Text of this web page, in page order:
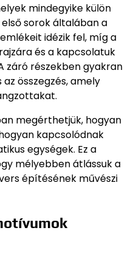
mindegyike külön
sorok általában a
idézik fel, míg a
és a kapcsolatuk
záró részekben gyakran
összegzés, amely
megérthetjük, hogyan
kapcsolódnak
egységek. Ez a
mélyebben átlássuk a
építésének művészi